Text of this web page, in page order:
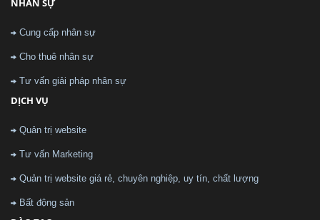
NHÂN SỰ
Cung cấp nhân sự
Cho thuê nhân sự
Tư vấn giải pháp nhân sự
DỊCH VỤ
Quản trị website
Tư vấn Marketing
Quản trị website giá rẻ, chuyên nghiệp, uy tín, chất lượng
Bất động sản